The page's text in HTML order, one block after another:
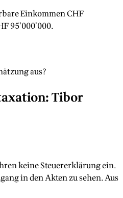
Einkommen CHF
95’000’000.
aus?
Tibor
keine Steuererklärung ein.
in den Akten zu sehen. Aus